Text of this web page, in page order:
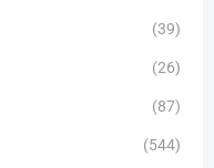
(39)
(26)
(87)
(544)